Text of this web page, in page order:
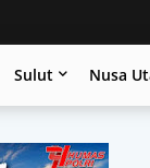
Sulut Nusa